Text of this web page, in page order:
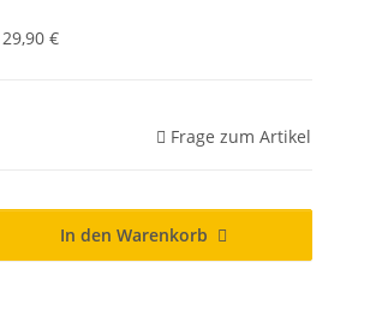
29,90 €
Frage zum Artikel
In den Warenkorb